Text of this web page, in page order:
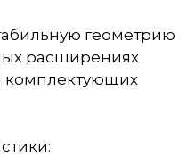
геометрию
расширениях
комплектующих